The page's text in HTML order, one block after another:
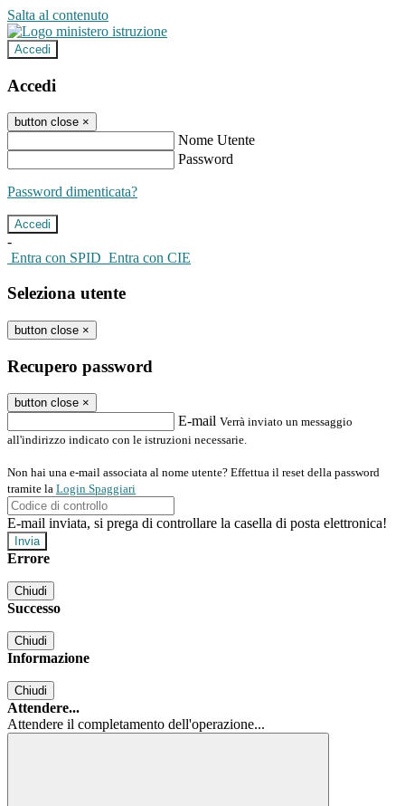
Salta al contenuto
Accedi
Accedi
button close ×
Nome Utente
Password
Password dimenticata?
-
Entra con SPID Entra con CIE
Seleziona utente
button close ×
Recupero password
button close ×
E-mail Verrà inviato un messaggio
all'indirizzo indicato con le istruzioni necessarie.
Non hai una e-mail associata al nome utente? Effettua il reset della password
tramite la Login Spaggiari
E-mail inviata, si prega di controllare la casella di posta elettronica!
Errore
Chiudi
Successo
Chiudi
Informazione
Chiudi
Attendere...
Attendere il completamento dell'operazione...